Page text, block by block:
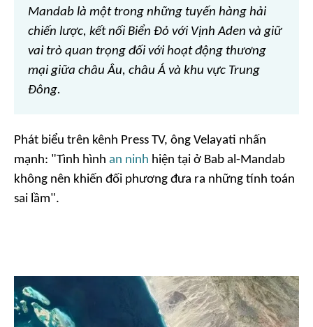
Mandab là một trong những tuyến hàng hải
chiến lược, kết nối Biển Đỏ với Vịnh Aden và giữ
vai trò quan trọng đối với hoạt động thương
mại giữa châu Âu, châu Á và khu vực Trung
Đông.
Phát biểu trên kênh Press TV, ông Velayati nhấn
mạnh: "Tình hình an ninh hiện tại ở Bab al-Mandab
không nên khiến đối phương đưa ra những tính toán
sai lầm".